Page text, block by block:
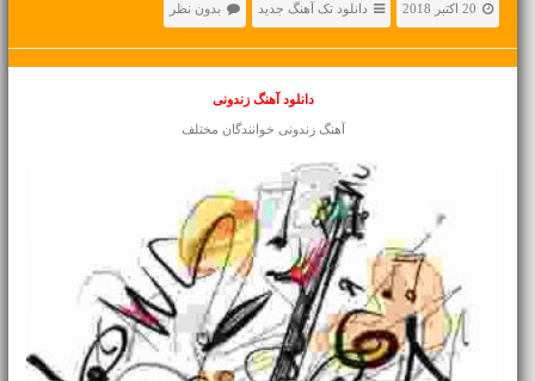
20 اکتبر 2018 دانلود تک آهنگ جدید بدون نظر
دانلود آهنگ زندونی
آهنگ زندونی خوانندگان مختلف